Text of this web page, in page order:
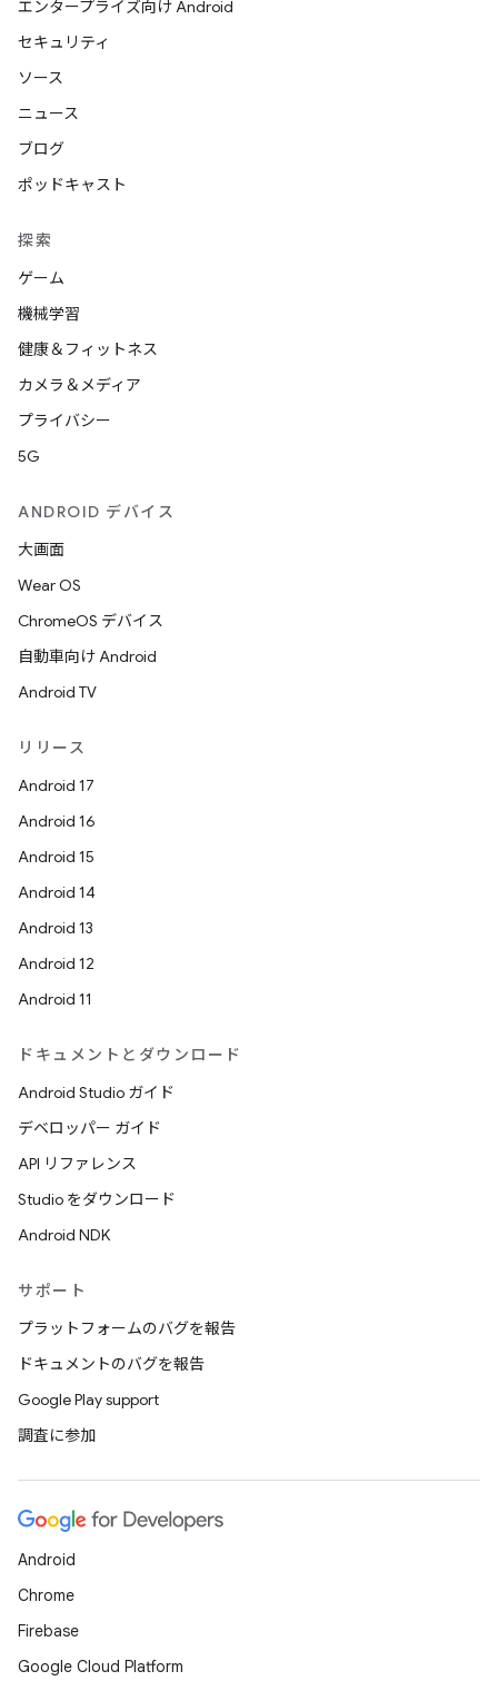
エンタープライズ向け Android
セキュリティ
ソース
ニュース
ブログ
ポッドキャスト
探索
ゲーム
機械学習
健康＆フィットネス
カメラ＆メディア
プライバシー
5G
ANDROID デバイス
大画面
Wear OS
ChromeOS デバイス
自動車向け Android
Android TV
リリース
Android 17
Android 16
Android 15
Android 14
Android 13
Android 12
Android 11
ドキュメントとダウンロード
Android Studio ガイド
デベロッパー ガイド
API リファレンス
Studio をダウンロード
Android NDK
サポート
プラットフォームのバグを報告
ドキュメントのバグを報告
Google Play support
調査に参加
Android
Chrome
Firebase
Google Cloud Platform